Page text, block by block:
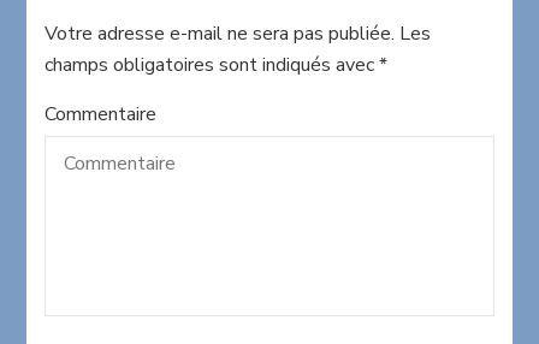
Votre adresse e-mail ne sera pas publiée. Les
champs obligatoires sont indiqués avec*
Commentaire